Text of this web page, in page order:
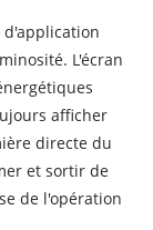
d'application
L'écran
afficher
directe du
et sortir de
de l'opération